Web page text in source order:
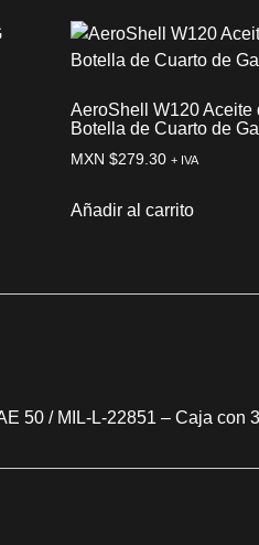
AeroShell W120 Aceite
Botella de Cuarto de
MXN $279.30 + IVA
Añadir al carrito
50 / MIL-L-22851 – Caja con